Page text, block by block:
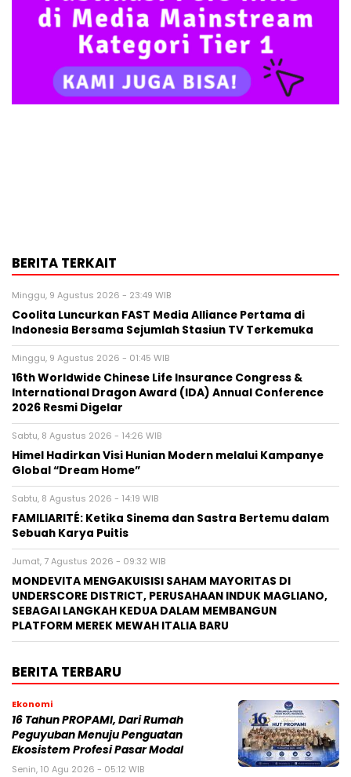
BERITA TERKAIT
Minggu, 9 Agustus 2026 - 23:49 WIB
Coolita Luncurkan FAST Media Alliance Pertama di
Indonesia Bersama Sejumlah Stasiun TV Terkemuka
Minggu, 9 Agustus 2026 - 01:45 WIB
16th Worldwide Chinese Life Insurance Congress &
International Dragon Award (IDA) Annual Conference
2026 Resmi Digelar
Sabtu, 8 Agustus 2026 - 14:26 WIB
Himel Hadirkan Visi Hunian Modern melalui Kampanye
Global “Dream Home”
Sabtu, 8 Agustus 2026 - 14:19 WIB
FAMILIARITÉ: Ketika Sinema dan Sastra Bertemu dalam
Sebuah Karya Puitis
Jumat, 7 Agustus 2026 - 09:32 WIB
MONDEVITA MENGAKUISISI SAHAM MAYORITAS DI
UNDERSCORE DISTRICT, PERUSAHAAN INDUK MAGLIANO,
SEBAGAI LANGKAH KEDUA DALAM MEMBANGUN
PLATFORM MEREK MEWAH ITALIA BARU
BERITA TERBARU
Ekonomi
16 Tahun PROPAMI, Dari Rumah
Peguyuban Menuju Penguatan
Ekosistem Profesi Pasar Modal
Senin, 10 Agu 2026 - 05:12 WIB